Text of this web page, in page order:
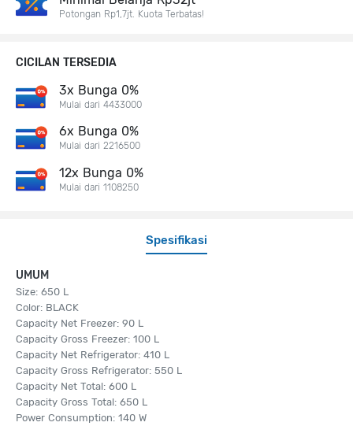
Spesifikasi
UMUM
Size: 650 L
Color: BLACK
Capacity Net Freezer: 90 L
Capacity Gross Freezer: 100 L
Capacity Net Refrigerator: 410 L
Capacity Gross Refrigerator: 550 L
Capacity Net Total: 600 L
Capacity Gross Total: 650 L
Power Consumption: 140 W
Potongan Rp1,7jt. Kuota Terbatas!
CICILAN TERSEDIA
3x Bunga 0%
Mulai dari 4433000
6x Bunga 0%
Mulai dari 2216500
12x Bunga 0%
Mulai dari 1108250